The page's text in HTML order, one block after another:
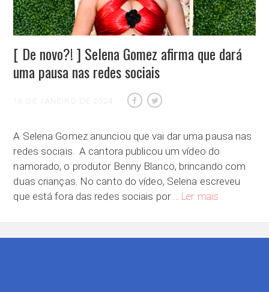
[ De novo?! ] Selena Gomez afirma que dará
uma pausa nas redes sociais
16 DE JANEIRO DE 2024
A Selena Gomez anunciou que vai dar uma pausa nas
redes sociais. A cantora publicou um vídeo do
namorado, o produtor Benny Blanco, brincando com
duas crianças. No canto do vídeo, Selena escreveu
que está fora das redes sociais por … Ler mais